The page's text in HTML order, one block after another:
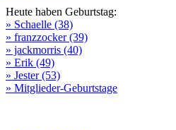
Heute haben Geburtstag:
» Schaelle (38)
» franzzocker (39)
» jackmorris (40)
» Erik (49)
» Jester (53)
» Mitglieder-Geburtstage